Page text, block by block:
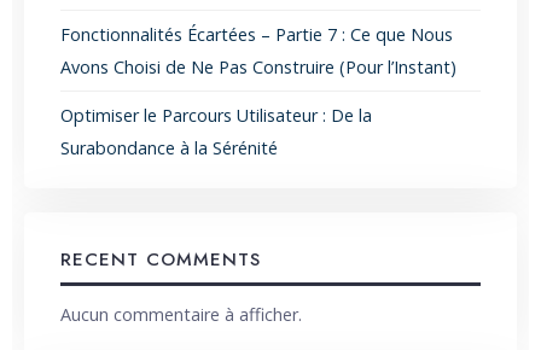
Fonctionnalités Écartées – Partie 7 : Ce que Nous
Avons Choisi de Ne Pas Construire (Pour l’Instant)
Optimiser le Parcours Utilisateur : De la
Surabondance à la Sérénité
RECENT COMMENTS
Aucun commentaire à afficher.